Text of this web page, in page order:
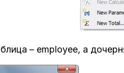
– employee, а